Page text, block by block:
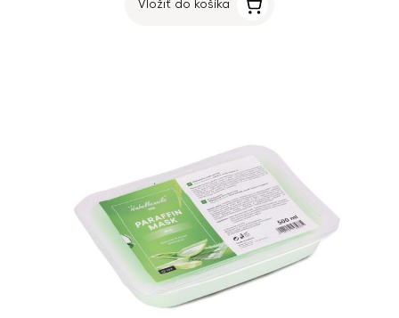
Vložiť do košíka